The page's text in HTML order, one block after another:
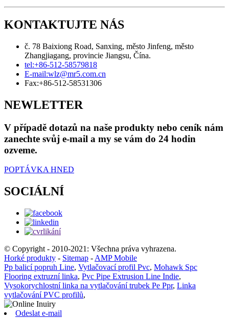
KONTAKTUJTE NÁS
č. 78 Baixiong Road, Sanxing, město Jinfeng, město
Zhangjiagang, provincie Jiangsu, Čína.
tel:+86-512-58579818
E-mail:wlz@mr5.com.cn
Fax:+86-512-58531306
NEWLETTER
V případě dotazů na naše produkty nebo ceník nám
zanechte svůj e-mail a my se vám do 24 hodin
ozveme.
POPTÁVKA HNED
SOCIÁLNÍ
© Copyright - 2010-2021: Všechna práva vyhrazena.
Horké produkty - Sitemap - AMP Mobile
Pp balicí popruh Line, Vytlačovací profil Pvc, Mohawk Spc
Flooring extruzní linka, Pvc Pipe Extrusion Line Indie,
Vysokorychlostní linka na vytlačování trubek Pe Ppr, Linka
vytlačování PVC profilů,
Odeslat e-mail